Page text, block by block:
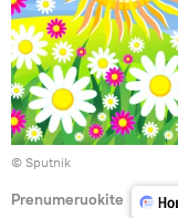
© Sputnik
Prenumeruokite